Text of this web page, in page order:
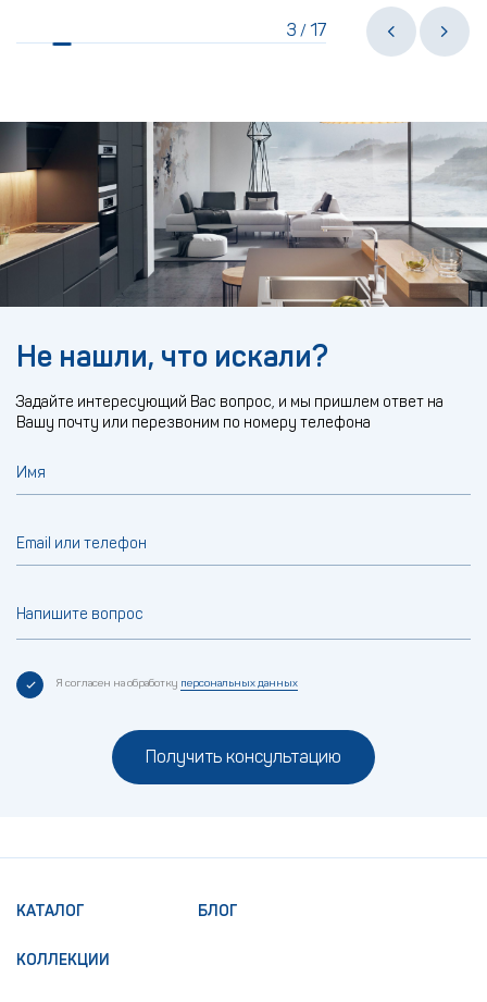
3 /17
Не нашли, что искали?
Задайте интересующий Вас вопрос, и мы пришлем ответ на
Вашу почту или перезвоним по номеру телефона
Имя
Email или телефон
Напишите вопрос
Я согласен на обработку персональных данных
Получить консультацию
КАТАЛОГ
КОЛЛЕКЦИИ
БЛОГ